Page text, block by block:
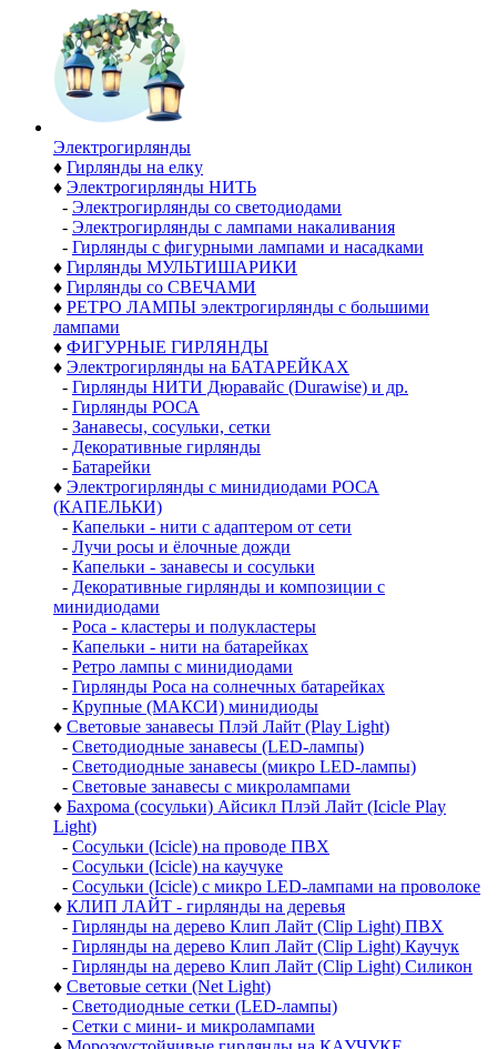
Электро­гирлянды
♦ Гирлянды на елку
♦ Электрогирлянды НИТЬ
- Электрогирлянды со светодиодами
- Электрогирлянды с лампами накаливания
- Гирлянды с фигурными лампами и насадками
♦ Гирлянды МУЛЬТИШАРИКИ
♦ Гирлянды со СВЕЧАМИ
♦ РЕТРО ЛАМПЫ электрогирлянды с большими
лампами
♦ ФИГУРНЫЕ ГИРЛЯНДЫ
♦ Электрогирлянды на БАТАРЕЙКАХ
- Гирлянды НИТИ Дюравайс (Durawise) и др.
- Гирлянды РОСА
- Занавесы, сосульки, сетки
- Декоративные гирлянды
- Батарейки
♦ Электрогирлянды с минидиодами РОСА
(КАПЕЛЬКИ)
- Капельки - нити с адаптером от сети
- Лучи росы и ёлочные дожди
- Капельки - занавесы и сосульки
- Декоративные гирлянды и композиции с
минидиодами
- Роса - кластеры и полукластеры
- Капельки - нити на батарейках
- Ретро лампы с минидиодами
- Гирлянды Роса на солнечных батарейках
- Крупные (МАКСИ) минидиоды
♦ Световые занавесы Плэй Лайт (Play Light)
- Светодиодные занавесы (LED-лампы)
- Светодиодные занавесы (микро LED-лампы)
- Световые занавесы с микролампами
♦ Бахрома (сосульки) Айсикл Плэй Лайт (Icicle Play
Light)
- Сосульки (Icicle) на проводе ПВХ
- Сосульки (Icicle) на каучуке
- Сосульки (Icicle) с микро LED-лампами на проволоке
♦ КЛИП ЛАЙТ - гирлянды на деревья
- Гирлянды на дерево Клип Лайт (Clip Light) ПВХ
- Гирлянды на дерево Клип Лайт (Clip Light) Каучук
- Гирлянды на дерево Клип Лайт (Clip Light) Силикон
♦ Световые сетки (Net Light)
- Светодиодные сетки (LED-лампы)
- Сетки с мини- и микролампами